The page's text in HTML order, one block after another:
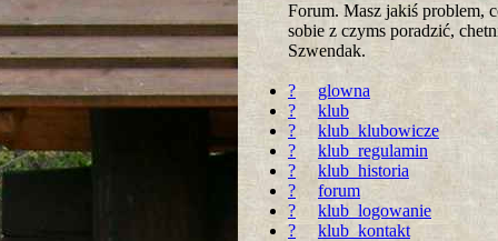
Forum. Masz jakiś problem,
sobie z czyms poradzić,
Szwendak.
?
glowna
?
klub
?
klub_klubowicze
?
klub_regulamin
?
klub_historia
?
forum
?
klub_logowanie
?
klub_kontakt